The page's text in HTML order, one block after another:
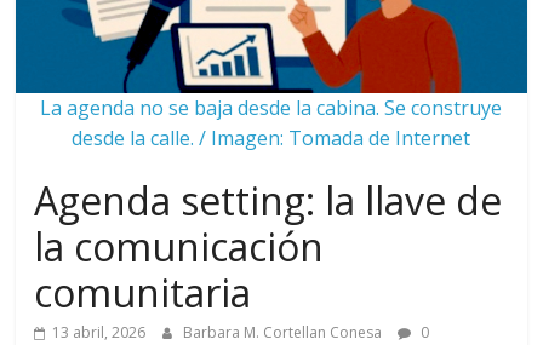
La agenda no se baja desde la cabina. Se construye
desde la calle. / Imagen: Tomada de Internet
Agenda setting: la llave de
la comunicación
comunitaria
13 abril, 2026 Barbara M. Cortellan Conesa
0